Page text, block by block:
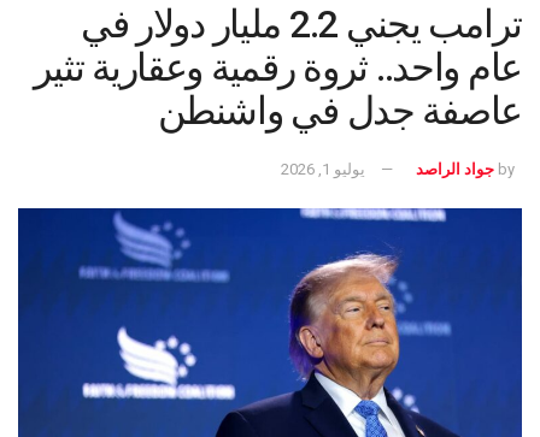
ترامب يجني 2.2 مليار دولار في
عام واحد.. ثروة رقمية وعقارية تثير
عاصفة جدل في واشنطن
by جواد الراصد يوليو 1, 2026